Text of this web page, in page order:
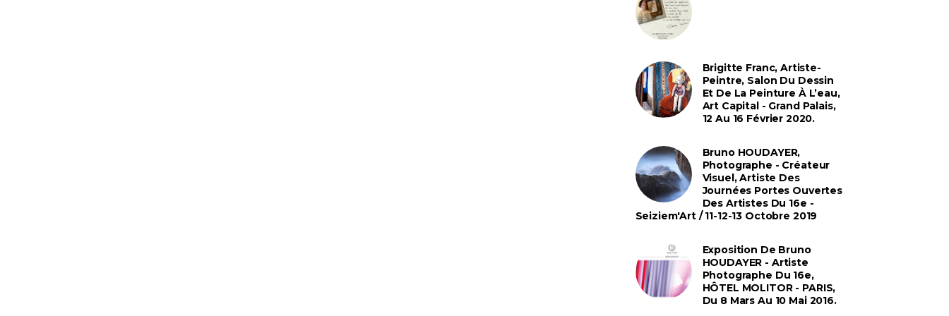
Brigitte Franc, Artiste-
Peintre, Salon Du Dessin
Et De La Peinture À L’eau,
Art Capital - Grand Palais,
12 Au 16 Février 2020.
Bruno HOUDAYER,
Photographe - Créateur
Visuel, Artiste Des
Journées Portes Ouvertes
Des Artistes Du 16e -
Seiziem'Art / 11-12-13 Octobre 2019
Exposition De Bruno
HOUDAYER - Artiste
Photographe Du 16e,
HÔTEL MOLITOR - PARIS,
Du 8 Mars Au 10 Mai 2016.